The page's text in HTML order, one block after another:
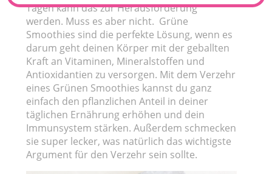
Tagen kann das zur Herausforderung
werden. Muss es aber nicht. Grüne
Smoothies sind die perfekte Lösung, wenn es
darum geht deinen Körper mit der geballten
Kraft an Vitaminen, Mineralstoffen und
Antioxidantien zu versorgen. Mit dem Verzehr
eines Grünen Smoothies kannst du ganz
einfach den pflanzlichen Anteil in deiner
täglichen Ernährung erhöhen und dein
Immunsystem stärken. Außerdem schmecken
sie super lecker, was natürlich das wichtigste
Argument für den Verzehr sein sollte.